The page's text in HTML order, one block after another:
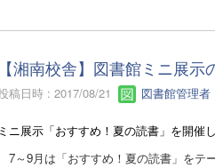
【湘南校舎】図書館ミニ展示
稿日時 : 2017/08/21 図書館管理者
ミニ展示「おすすめ！夏の読書」を開催
7～9月は「おすすめ！夏の読書」をテ